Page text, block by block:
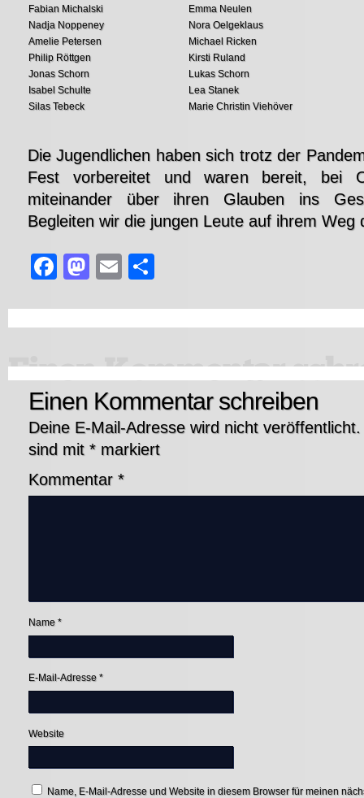
Fabian Michalski
Emma Neulen
Nadja Noppeney
Nora Oelgeklaus
Amelie Petersen
Michael Ricken
Philip Röttgen
Kirsti Ruland
Jonas Schorn
Lukas Schorn
Isabel Schulte
Lea Stanek
Silas Tebeck
Marie Christin Viehöver
Die Jugendlichen haben sich trotz der
Fest vorbereitet und waren bereit, bei
miteinander über ihren Glauben ins
Begleiten wir die jungen Leute auf ihrem Weg
Facebook
Mastodon
Email
Einen Kommentar schreiben
Deine E-Mail-Adresse wird nicht veröffentlicht.
sind mit * markiert
Kommentar *
Name *
E-Mail-Adresse *
Website
Name, E-Mail-Adresse und Website in diesem Browser für meinen